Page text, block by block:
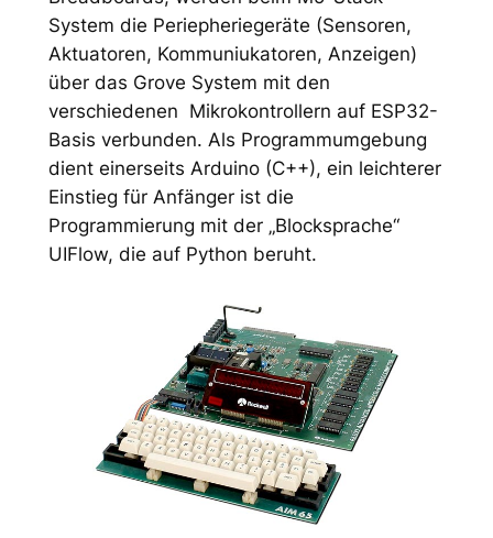
System die Periepheriegeräte (Sensoren,
Aktuatoren, Kommuniukatoren, Anzeigen)
über das Grove System mit den
verschiedenen Mikrokontrollern auf ESP32-
Basis verbunden. Als Programmumgebung
dient einerseits Arduino (C++), ein leichterer
Einstieg für Anfänger ist die
Programmierung mit der „Blocksprache“
UIFlow, die auf Python beruht.